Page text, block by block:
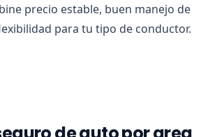
precio estable, buen manejo de
para tu tipo de conductor.